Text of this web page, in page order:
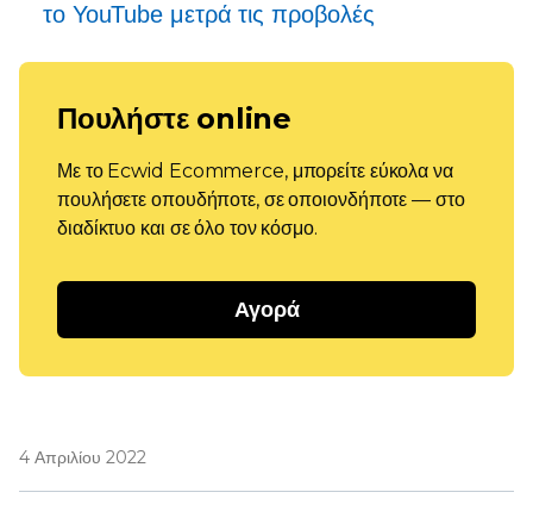
το YouTube μετρά τις προβολές
Πουλήστε online
Με το Ecwid Ecommerce, μπορείτε εύκολα να
πουλήσετε οπουδήποτε, σε οποιονδήποτε — στο
διαδίκτυο και σε όλο τον κόσμο.
Αγορά
4 Απριλίου 2022